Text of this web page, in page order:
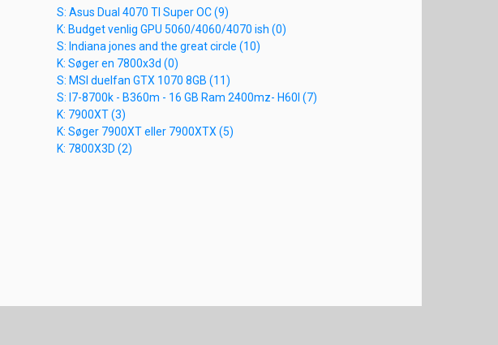
S: Asus Dual 4070 TI Super OC (9)
K: Budget venlig GPU 5060/4060/4070 ish (0)
S: Indiana jones and the great circle (10)
K: Søger en 7800x3d (0)
S: MSI duelfan GTX 1070 8GB (11)
S: I7-8700k - B360m - 16 GB Ram 2400mz- H60I (7)
K: 7900XT (3)
K: Søger 7900XT eller 7900XTX (5)
K: 7800X3D (2)